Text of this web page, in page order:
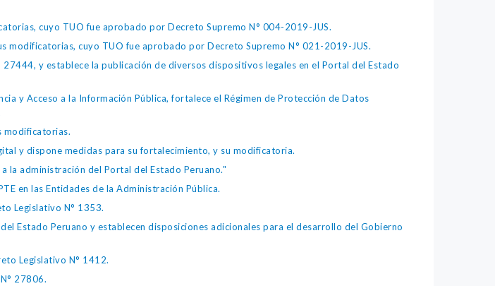
cuyo TUO fue aprobado por Decreto Supremo N° 004-2019-JUS.
modificatorias, cuyo TUO fue aprobado por Decreto Supremo N° 021-2019-JUS.
y establece la publicación de diversos dispositivos legales en el Portal del Estado
y Acceso a la Información Pública, fortalece el Régimen de Protección de Datos
modificatorias.
y dispone medidas para su fortalecimiento, y su modificatoria.
la administración del Portal del Estado Peruano."
en las Entidades de la Administración Pública.
Legislativo N° 1353.
Estado Peruano y establecen disposiciones adicionales para el desarrollo del Gobierno
Legislativo N° 1412.
27806.